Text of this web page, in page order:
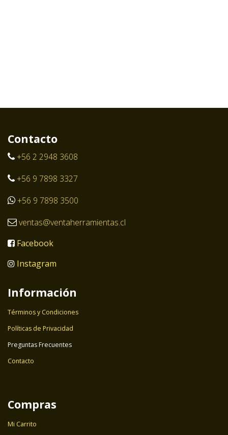
Contacto
+56 2 2948 3608
+56 9 7898 3327
+56 9 7898 3500
ventas@ventaherramientas.cl
Facebook
Instagram
Información
Términos y Condiciones
Políticas de Privacidad
Preguntas Frecuentes
Contacto
Compras
Mi Carrito